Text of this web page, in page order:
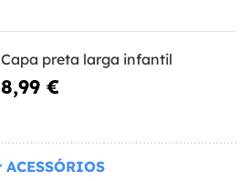
Capa preta larga infantil
8,99 €
ACESSÓRIOS